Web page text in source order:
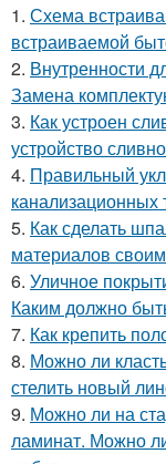
1. Схема
встраиваемой
2. Внутренности
Замена
3. Как устроен
устройство
4. Правильный
5. Как сделать
материалов
6. Уличное
Каким должно
7. Как крепить
8. Можно ли
стелить новый
9. Можно ли на
ламинат. Можно